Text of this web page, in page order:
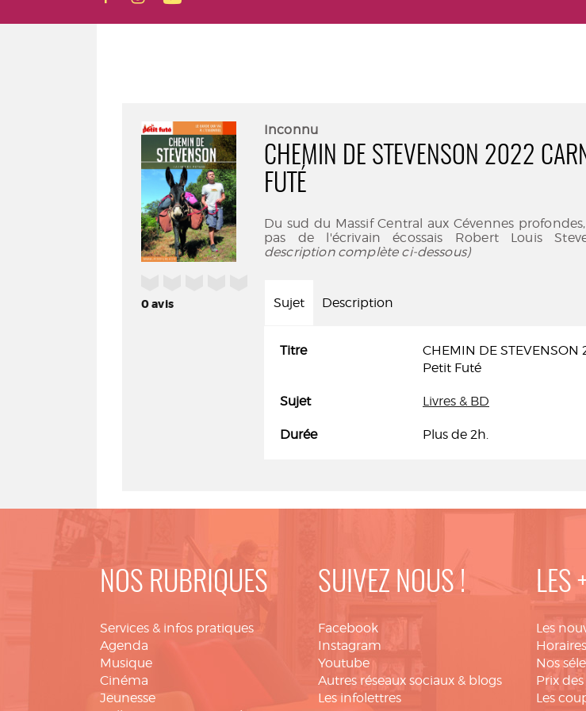
0avis
Inconnu
CHEMIN DE STEVENSON 2022
FUTÉ
Du sud du Massif Central aux Cévennes
pas de l'écrivain écossais Robert Louis
description complète ci-dessous)
Sujet Description
Titre
CHEMIN DE STEVENSON
Petit Futé
Sujet Livres & BD
Durée Plus de 2h.
NOS RUBRIQUES
Services & infos pratiques
Agenda
Musique
Cinéma
Jeunesse
SUIVEZ NOUS !
Facebook
Instagram
Youtube
Autres réseaux sociaux & blogs
Les infolettres
LES
Les
Nos
Prix
Les